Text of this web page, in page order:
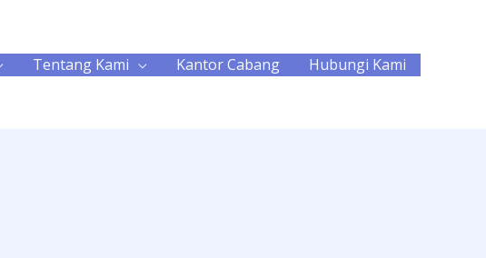
Tentang Kami Kantor Cabang Hubungi Kami